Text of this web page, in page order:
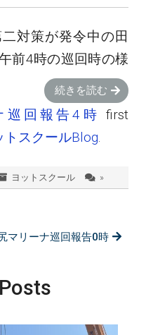
対策が発令中の田
前4時の巡回時の様
続きを読む
巡回報告4時 first
トスクールBlog.
ヨットスクール »
マリーナ巡回報告0時